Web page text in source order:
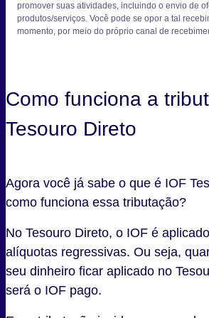
promover suas atividades, incluindo o envio de
produtos/serviços. Você pode se opor a tal
momento, por meio do próprio canal de
Como funciona a
Tesouro Direto
Agora você já sabe o que é IOF
como funciona essa tributação?
No Tesouro Direto, o IOF é
alíquotas regressivas. Ou seja,
seu dinheiro ficar aplicado no
será o IOF pago.